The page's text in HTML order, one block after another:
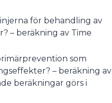
för behandling av
– beräkning av Time
som
– beräkning av
beräkningar görs i